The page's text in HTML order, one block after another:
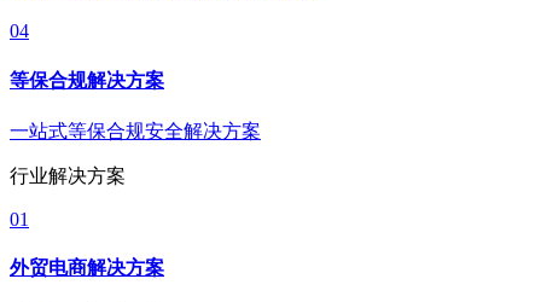
04
等保合规解决方案
一站式等保合规安全解决方案
行业解决方案
01
外贸电商解决方案